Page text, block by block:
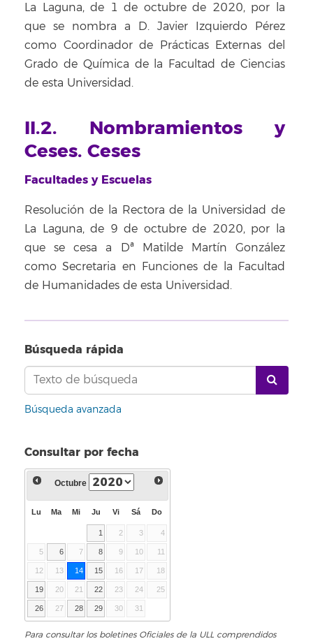
La Laguna, de 1 de octubre de 2020, por la
que se nombra a D. Javier Izquierdo Pérez
como Coordinador de Prácticas Externas del
Grado de Química de la Facultad de Ciencias
de esta Universidad.
II.2. Nombramientos y
Ceses. Ceses
Facultades y Escuelas
Resolución de la Rectora de la Universidad de
La Laguna, de 9 de octubre de 2020, por la
que se cesa a Dª Matilde Martín González
como Secretaria en Funciones de la Facultad
de Humanidades de esta Universidad.
Búsqueda rápida
Búsqueda avanzada
Consultar por fecha
Octubre
Lu Ma Mi Ju Vi Sá Do
1 2 3 4
5 6 7 8 9 10 11
12 13 14 15 16 17 18
19 20 21 22 23 24 25
26 27 28 29 30 31
Para consultar los boletines Oficiales de la ULL comprendidos